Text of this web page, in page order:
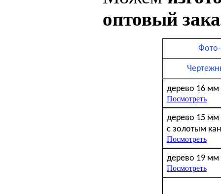
оптовый
дерево 16 мм
Посмотреть
дерево 15 мм
с золотым
Посмотреть
дерево 19 мм
Посмотреть